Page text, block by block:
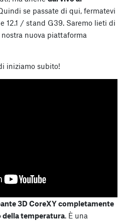
se passate di qui, fermatevi
12.1 / stand G39. Saremo lieti di
nuova piattaforma
iniziamo subito!
3D CoreXY completamente
temperatura. È una